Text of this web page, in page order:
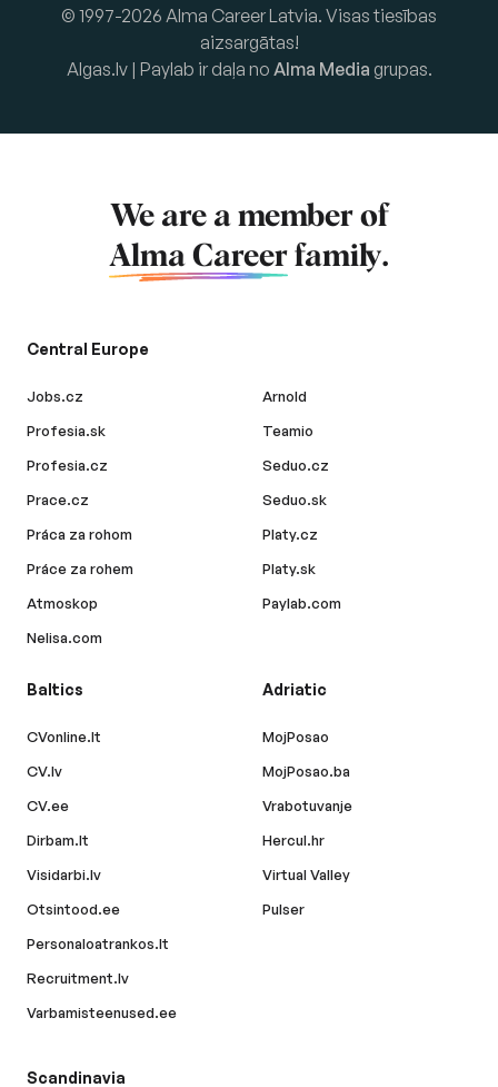
© 1997-2026 Alma Career Latvia. Visas tiesības
aizsargātas!
Algas.lv | Paylab ir daļa no Alma Media grupas.
We are a member of
Alma Career family.
Central Europe
Jobs.cz
Profesia.sk
Profesia.cz
Prace.cz
Práca za rohom
Práce za rohem
Atmoskop
Nelisa.com
Arnold
Teamio
Seduo.cz
Seduo.sk
Platy.cz
Platy.sk
Paylab.com
Baltics
CVonline.lt
CV.lv
CV.ee
Dirbam.lt
Visidarbi.lv
Otsintood.ee
Personaloatrankos.lt
Recruitment.lv
Varbamisteenused.ee
Adriatic
MojPosao
MojPosao.ba
Vrabotuvanje
Hercul.hr
Virtual Valley
Pulser
Scandinavia